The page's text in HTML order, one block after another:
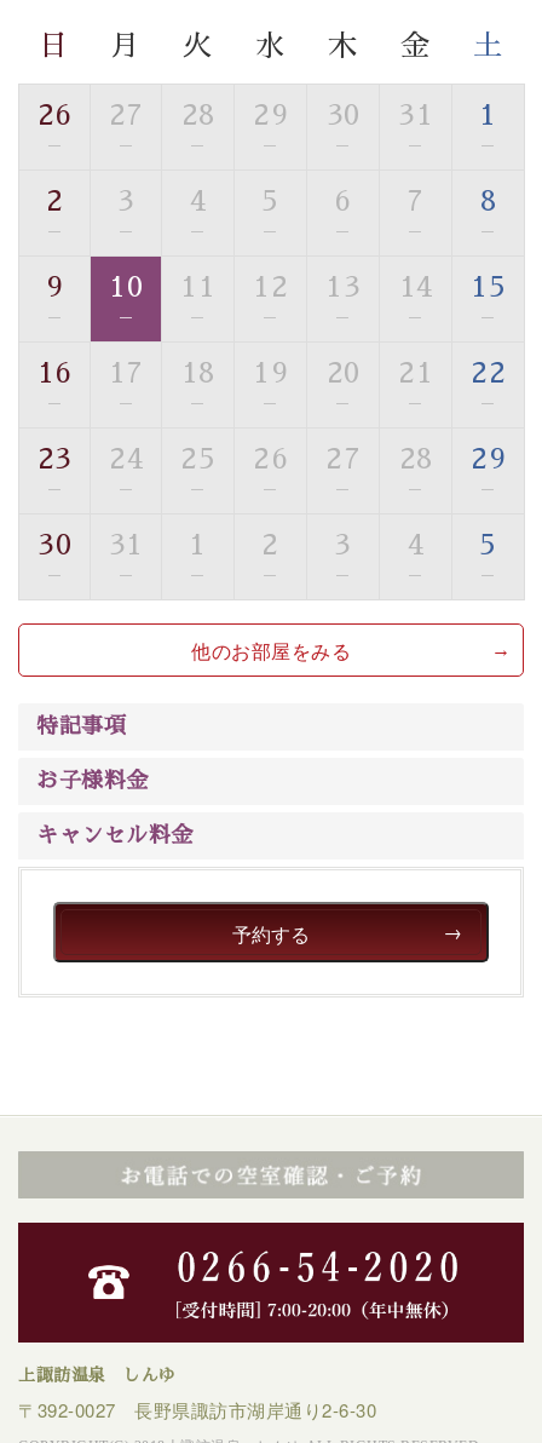
【温泉】
の効果が高い、極めて希有な源泉です。身も心も癒され
■お座敷風呂（大浴場）
温泉の成分に合わせ、防菌防カビの特殊素材の畳を使
用。 足元が柔らかく、そして滑りにくい畳のお風呂で
す。
※男性大浴場までのご移動には階段がございます。 予め
ご了承のほどお願いいたします。
■貸切温泉風呂 （40分2000円）
む貸切温泉風呂です。ゆったりといやされるプライベー
トな空間をお愉しみください。
【旅】
豊富な知識を持ったドライバー兼ガイドが諏訪大社をご
事前ご予約制ですので、ご利用ご希望の方
は【3日前まで】にお電話ください。
※交通規制などにより運行できない日がございます
※年末年始及び御柱祭前後は運行しておりません
上諏訪温泉“しんゆ”なら諏訪大社など歴史ある諏訪の街
清らかな源泉、自然の恵みあるお食事、諏訪湖に包まれ
るお部屋、 大人のたしなみを感じていただける、美しく
癒される宿で贅沢に幸せのときを安心してお過ごしくだ
さい。
日 月 火 水 木 金 土
26
—
27
—
28
—
29
—
30
—
31
—
1
—
2
—
3
—
4
—
5
—
6
—
7
—
8
—
9
—
10
—
11
—
12
—
13
—
14
—
15
—
16
—
17
—
18
—
19
—
20
—
21
—
22
—
23
—
24
—
25
—
26
—
27
—
28
—
29
—
30
—
31
—
1
—
2
—
3
—
4
—
5
—
他のお部屋をみる
特記事項
お子様料金
キャンセル料金
予約する
上諏訪温泉 しんゆ
〒392-0027 長野県諏訪市湖岸通り2-6-30